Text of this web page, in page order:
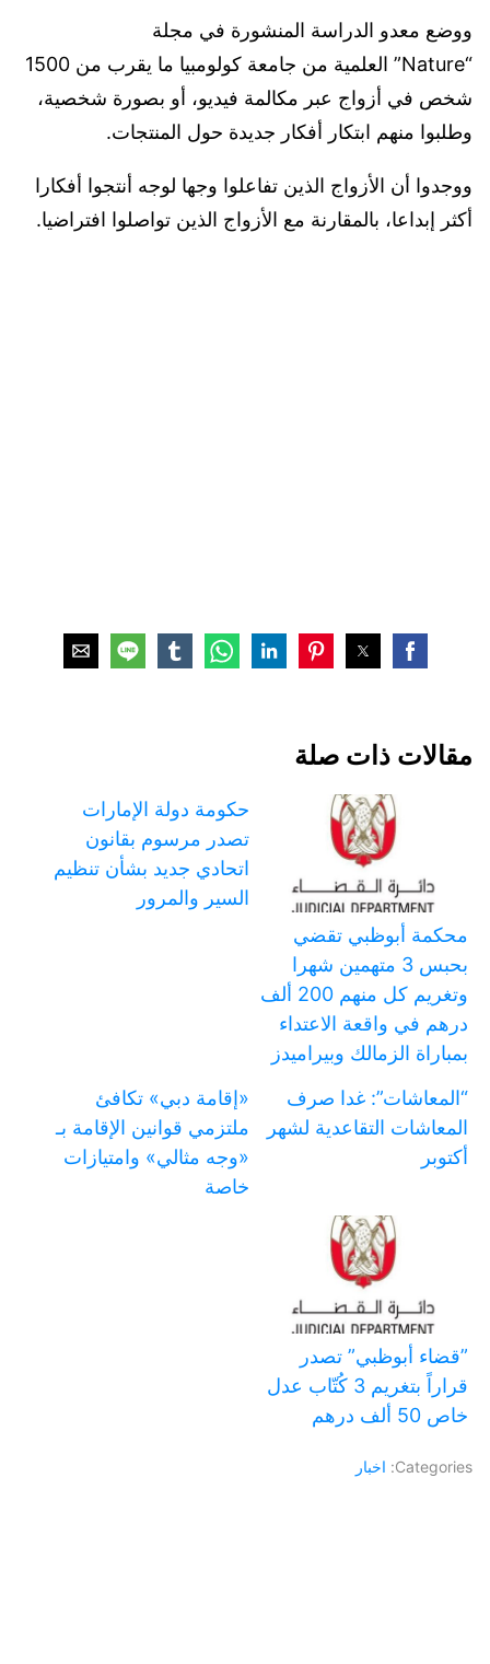
ووضع معدو الدراسة المنشورة في مجلة
“Nature” العلمية من جامعة كولومبيا ما يقرب من 1500
شخص في أزواج عبر مكالمة فيديو، أو بصورة شخصية،
وطلبوا منهم ابتكار أفكار جديدة حول المنتجات.
ووجدوا أن الأزواج الذين تفاعلوا وجها لوجه أنتجوا أفكارا
أكثر إبداعا، بالمقارنة مع الأزواج الذين تواصلوا افتراضيا.
مقالات ذات صلة
محكمة أبوظبي تقضي
بحبس 3 متهمين شهرا
وتغريم كل منهم 200 ألف
درهم في واقعة الاعتداء
بمباراة الزمالك وبيراميدز
حكومة دولة الإمارات
تصدر مرسوم بقانون
اتحادي جديد بشأن تنظيم
السير والمرور
“المعاشات”: غدا صرف
المعاشات التقاعدية لشهر
أكتوبر
«إقامة دبي» تكافئ
ملتزمي قوانين الإقامة بـ
«وجه مثالي» وامتيازات
خاصة
‏”قضاء أبوظبي” تصدر
قراراً بتغريم 3 كُتّاب عدل
خاص 50 ألف درهم
Categories: اخبار